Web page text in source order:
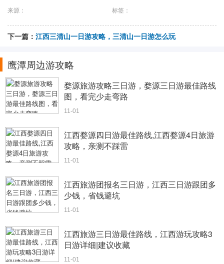
来源： 标签：
下一篇： 江西三清山一日游攻略，三清山一日游怎么玩
鹰潭周边游攻略
婺源旅游攻略三日游，婺源三日游最佳路线
图，看完少走弯路
11-01
江西婺源四日游最佳路线,江西婺源4日旅游
攻略，亲测不踩雷
11-01
江西旅游团报名三日游，江西三日游跟团多
少钱，省钱避坑
11-01
江西旅游三日游最佳路线，江西游玩攻略3
日游详细|建议收藏
11-01